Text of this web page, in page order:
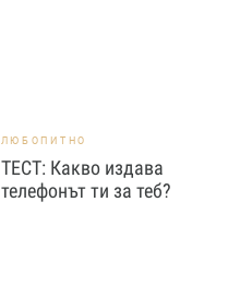
ЛЮБОПИТНО
ТЕСТ: Какво издава
телефонът ти за теб?